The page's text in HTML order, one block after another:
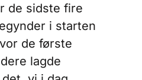
de sidste fire
i starten
de første
lagde